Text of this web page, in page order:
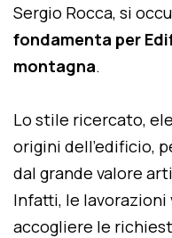
Sergio Rocca, si
fondamenta per
montagna.
Lo stile ricercato,
origini dell'edificio,
dal grande valore
Infatti, le lavorazioni
accogliere le